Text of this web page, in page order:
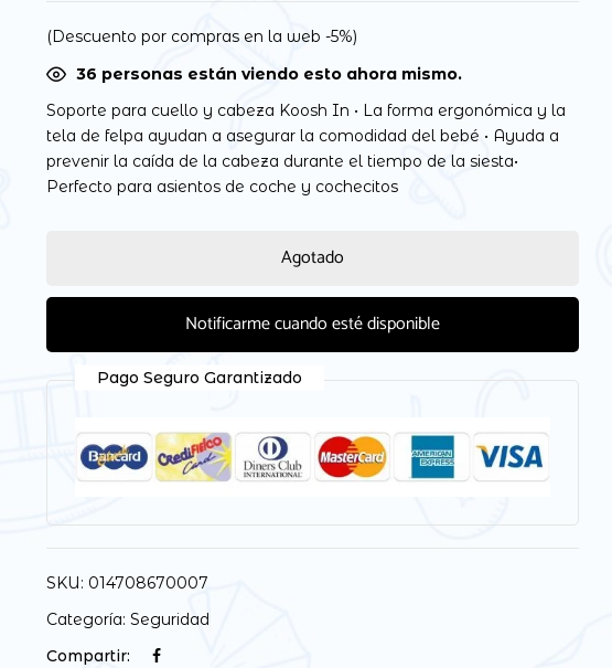
(Descuento por compras en la web -5%)
36 personas están viendo esto ahora mismo.
Soporte para cuello y cabeza Koosh In • La forma ergonómica y la
tela de felpa ayudan a asegurar la comodidad del bebé • Ayuda a
prevenir la caída de la cabeza durante el tiempo de la siesta•
Perfecto para asientos de coche y cochecitos
Agotado
Notificarme cuando esté disponible
Pago Seguro Garantizado
SKU: 014708670007
Categoría:Seguridad
Compartir: